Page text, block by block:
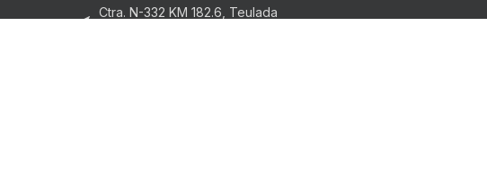
Ctra. N-332 KM 182.6, Teulada